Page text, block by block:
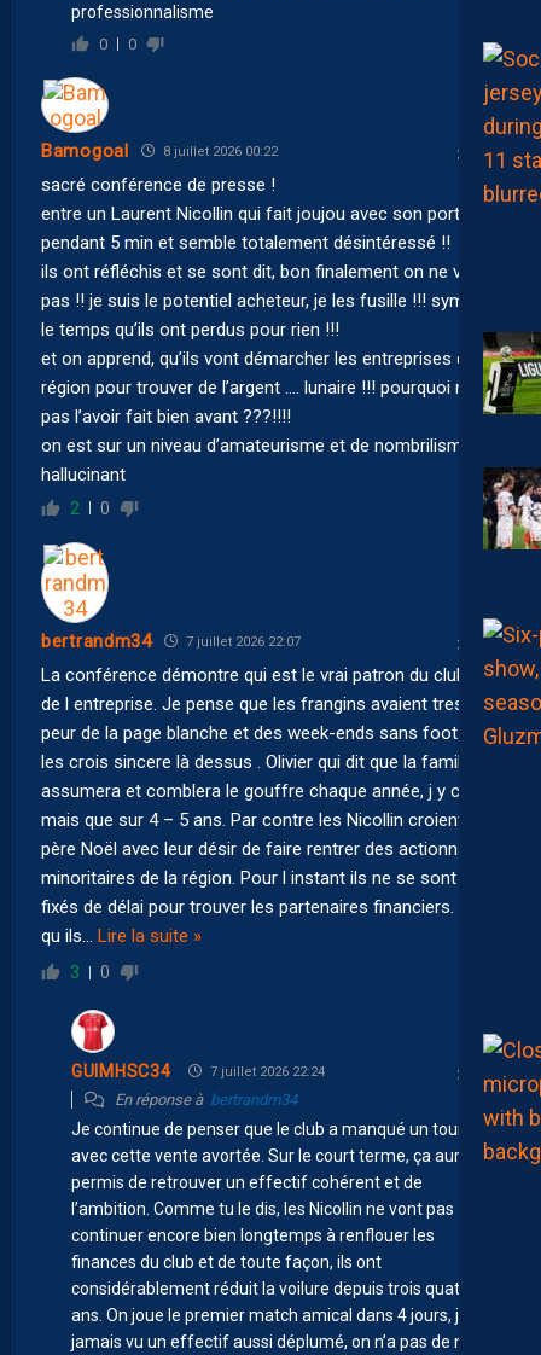
professionnalisme
0 0
Bamogoal 8 juillet 2026 00:22
sacré conférence de presse !
entre un Laurent Nicollin qui fait joujou avec son portable
pendant 5 min et semble totalement désintéressé !!
ils ont réfléchis et se sont dit, bon finalement on ne vend
pas !! je suis le potentiel acheteur, je les fusille !!! sympa
le temps qu’ils ont perdus pour rien !!!
et on apprend, qu’ils vont démarcher les entreprises de la
région pour trouver de l’argent …. lunaire !!! pourquoi ne
pas l’avoir fait bien avant ???!!!!
on est sur un niveau d’amateurisme et de nombrilisme
hallucinant
2 0
bertrandm34 7 juillet 2026 22:07
La conférence démontre qui est le vrai patron du club et
de l entreprise. Je pense que les frangins avaient tres
peur de la page blanche et des week-ends sans foot. Je
les crois sincere là dessus . Olivier qui dit que la famille
assumera et comblera le gouffre chaque année, j y crois
mais que sur 4 – 5 ans. Par contre les Nicollin croient au
père Noël avec leur désir de faire rentrer des actionnaires
minoritaires de la région. Pour l instant ils ne se sont pas
fixés de délai pour trouver les partenaires financiers. Vu
qu ils
Lire la suite »
3 0
GUIMHSC34 7 juillet 2026 22:24
En réponse à bertrandm34
Je continue de penser que le club a manqué un tournant
avec cette vente avortée. Sur le court terme, ça aurait
permis de retrouver un effectif cohérent et de
l’ambition. Comme tu le dis, les Nicollin ne vont pas
continuer encore bien longtemps à renflouer les
finances du club et de toute façon, ils ont
considérablement réduit la voilure depuis trois quatre
ans. On joue le premier match amical dans 4 jours, j’ai
jamais vu un effectif aussi déplumé, on n’a pas de milieu